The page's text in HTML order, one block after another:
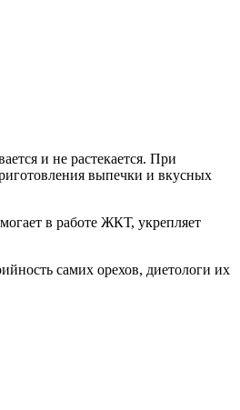
и не растекается. При
выпечки и вкусных
в работе ЖКТ, укрепляет
самих орехов, диетологи их